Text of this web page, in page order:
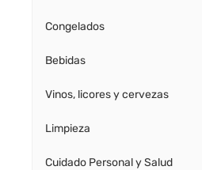
Congelados
Bebidas
Vinos, licores y cervezas
Limpieza
Cuidado Personal y Salud